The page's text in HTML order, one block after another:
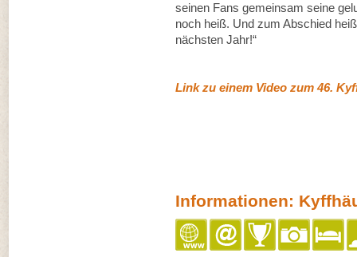
seinen Fans gemeinsam seine
noch heiß. Und zum Abschied
nächsten Jahr!“
Link zu einem Video zum 46.
Informationen: